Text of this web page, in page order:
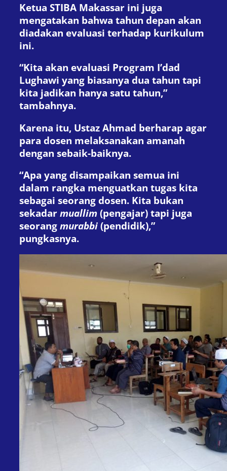
Ketua STIBA Makassar ini juga
mengatakan bahwa tahun depan akan
diadakan evaluasi terhadap kurikulum
ini.
“Kita akan evaluasi Program I’dad
Lughawi yang biasanya dua tahun tapi
kita jadikan hanya satu tahun,”
tambahnya.
Karena itu, Ustaz Ahmad berharap agar
para dosen melaksanakan amanah
dengan sebaik-baiknya.
“Apa yang disampaikan semua ini
dalam rangka menguatkan tugas kita
sebagai seorang dosen. Kita bukan
sekadar muallim (pengajar) tapi juga
seorang murabbi (pendidik),”
pungkasnya.